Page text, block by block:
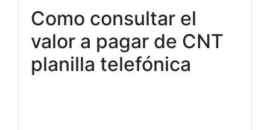
Como consultar el
valor a pagar de CNT
planilla telefónica